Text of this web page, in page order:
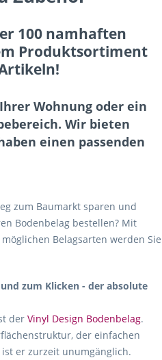
100 namhaften
Produktsortiment
Wohnung oder ein
Wir bieten
einen passenden
zum Baumarkt sparen und
Bodenbelag bestellen? Mit
Belagsarten werden Sie
zum Klicken - der absolute
der Vinyl Design Bodenbelag.
der einfachen
er zurzeit unumgänglich.